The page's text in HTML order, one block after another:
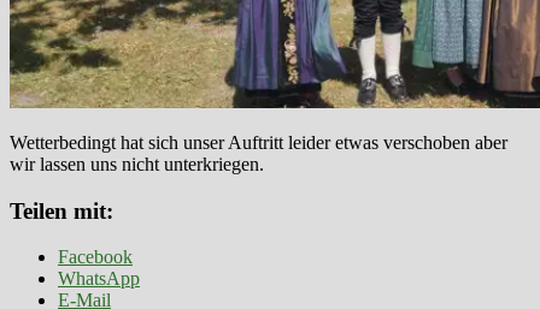
Wetterbedingt hat sich unser Auftritt leider etwas verschoben aber
wir lassen uns nicht unterkriegen.
Teilen mit:
Facebook
WhatsApp
E-Mail